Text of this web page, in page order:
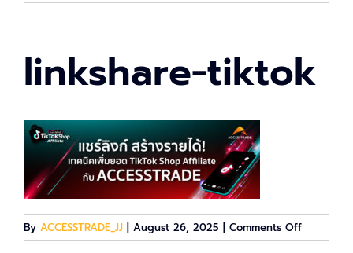
linkshare-tiktok
By ACCESSTRADE_JJ August 26, 2025 Comments Offon
linkshare-